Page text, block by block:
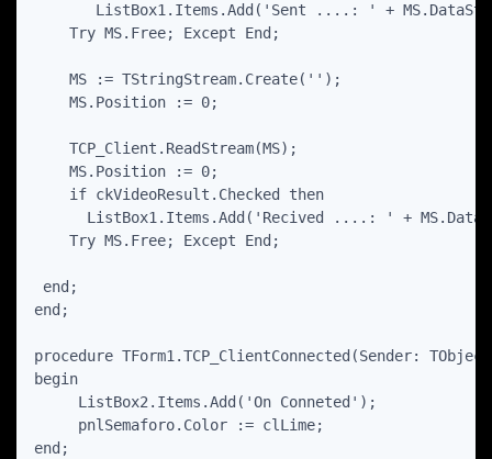
ListBox1.Items.Add('Sent ....: ' +
    Try MS.Free; Except End;
    MS := TStringStream.Create('');
    MS.Position := 0;
    TCP_Client.ReadStream(MS);
    MS.Position := 0;
    if ckVideoResult.Checked then
ListBox1.Items.Add('Recived ....: ' +
    Try MS.Free; Except End;
end;
end;
procedure TForm1.TCP_ClientConnected(Sender:
begin
     ListBox2.Items.Add('On Conneted');
     pnlSemaforo.Color := clLime;
end;